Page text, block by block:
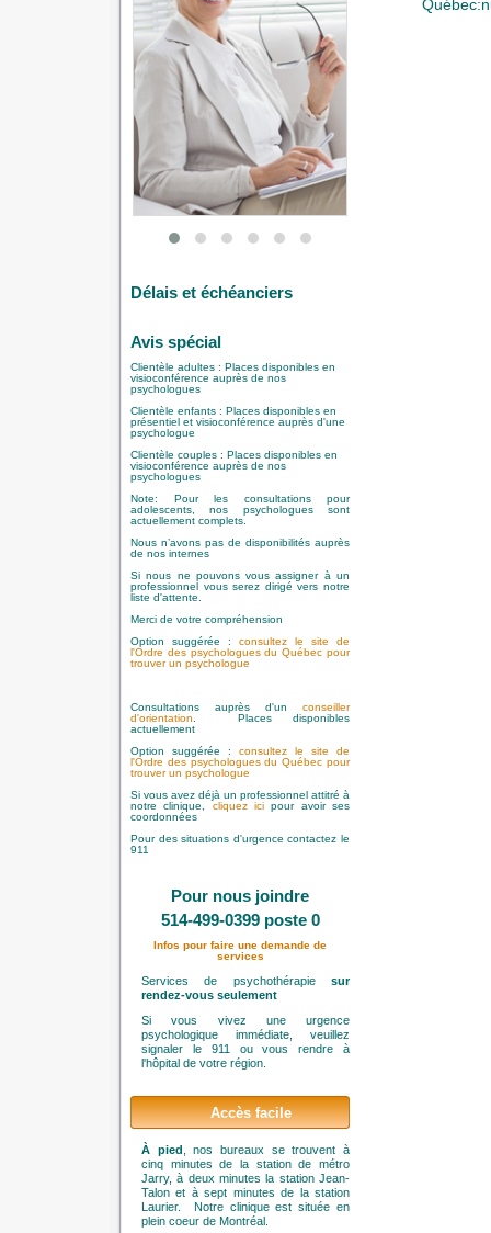
Délais et échéanciers
Avis spécial
Clientèle adultes : Places disponibles en
visioconférence auprès de nos
psychologues
Clientèle enfants : Places disponibles en
présentiel et visioconférence auprès d'une
psychologue
Clientèle couples : Places disponibles en
visioconférence auprès de nos
psychologues
Note: Pour les consultations pour
adolescents, nos psychologues sont
actuellement complets.
Nous n’avons pas de disponibilités auprès
de nos internes
Si nous ne pouvons vous assigner à un
professionnel vous serez dirigé vers notre
liste d'attente.
Merci de votre compréhension
Option suggérée : consultez le site de
l'Ordre des psychologues du Québec pour
trouver un psychologue
Consultations auprès d'un conseiller
d'orientation . Places disponibles
actuellement
Option suggérée : consultez le site de
l'Ordre des psychologues du Québec pour
trouver un psychologue
Si vous avez déjà un professionnel attitré à
notre clinique, cliquez icipour avoir ses
coordonnées
Pour des situations d'urgence contactez le
911
Pour nous joindre
514-499-0399 poste 0
Infos pour faire une demande de
services
Services de psychothérapie sur
rendez-vous seulement
Si vous vivez une urgence
psychologique immédiate, veuillez
signaler le 911 ou vous rendre à
l'hôpital de votre région.
Accès facile
À pied , nos bureaux se trouvent à
cinq minutes de la station de métro
Jarry, à deux minutes la station Jean-
Talon et à sept minutes de la station
Laurier. Notre clinique est située en
plein coeur de Montréal.